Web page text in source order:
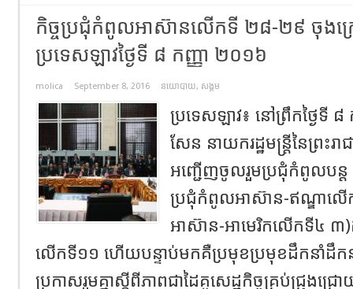
កិច្ចប្រជុំកំពូលអាស៊ានលើកទី ២៨-២៩ ចុងក្
ប្រទេសឡាវថ្ងៃទី ៨ កញ្ញា ២០១៦
molica September 8, 2016 នយោបាយ, សង្គម
ប្រទេសឡាវ៖ នៅព្រឹកថ្ងៃទី
សែន នាយករដ្ឋមន្រ្តីនៃព្រះរ
អញ្ជើញចូលរួមប្រជុំកំពូលបន្ត
ប្រជុំកំពូលអាស៊ាន-ឥណ្ឌាល
អាស៊ាន-អាមេរិកលើកទី៤ ៣
លើកទី១១ ហើយបន្ទាប់មកគឺប្រមុខប្រមុខដឹកនាំដឹក
ប្រកាសរួមគ្នាស្តីពីភាពជាដៃគូសេដ្ឋកិច្ចគ្រប់ជ្រុងជ្